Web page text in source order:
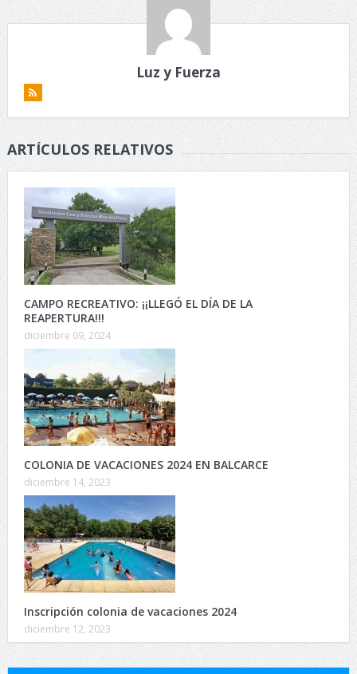
Luz y Fuerza
ARTÍCULOS RELATIVOS
CAMPO RECREATIVO: ¡¡LLEGÓ EL DÍA DE LA
REAPERTURA!!!
diciembre 09, 2024
COLONIA DE VACACIONES 2024 EN BALCARCE
diciembre 14, 2023
Inscripción colonia de vacaciones 2024
diciembre 12, 2023